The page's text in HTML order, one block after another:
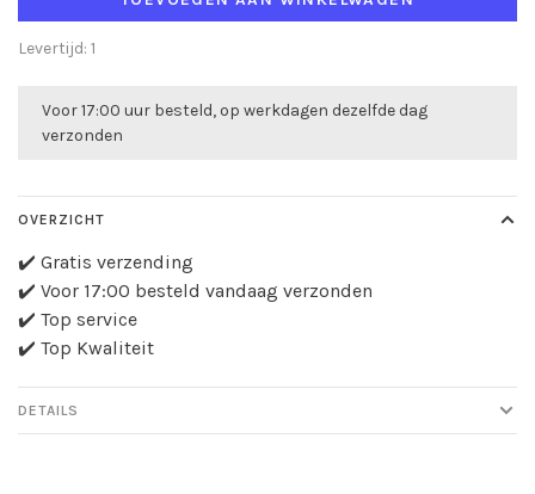
Levertijd: 1
Voor 17:00 uur besteld, op werkdagen dezelfde dag
verzonden
OVERZICHT
✔️ Gratis verzending
✔️ Voor 17:00 besteld vandaag verzonden
✔️ Top service
✔️ Top Kwaliteit
DETAILS